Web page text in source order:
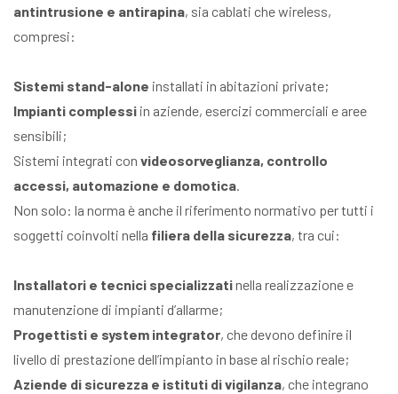
antintrusione e antirapina, sia cablati che wireless,
compresi:
Sistemi stand-alone installati in abitazioni private;
Impianti complessi in aziende, esercizi commerciali e aree
sensibili;
Sistemi integrati con videosorveglianza, controllo
accessi, automazione e domotica.
Non solo: la norma è anche il riferimento normativo per tutti i
soggetti coinvolti nella filiera della sicurezza, tra cui:
Installatori e tecnici specializzatinella realizzazione e
manutenzione di impianti d’allarme;
Progettisti e system integrator, che devono definire il
livello di prestazione dell’impianto in base al rischio reale;
Aziende di sicurezza e istituti di vigilanza, che integrano